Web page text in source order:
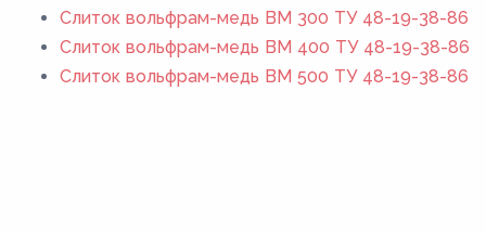
Слиток вольфрам-медь ВМ 300 ТУ 48-19-38-86
Слиток вольфрам-медь ВМ 400 ТУ 48-19-38-86
Слиток вольфрам-медь ВМ 500 ТУ 48-19-38-86